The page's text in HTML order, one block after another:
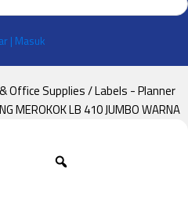
| Masuk
Office Supplies/Labels - Planner
MEROKOK LB 410 JUMBO WARNA